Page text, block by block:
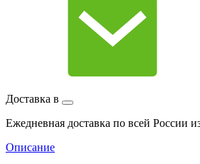
Доставка в
Ежедневная доставка по всей России
Описание